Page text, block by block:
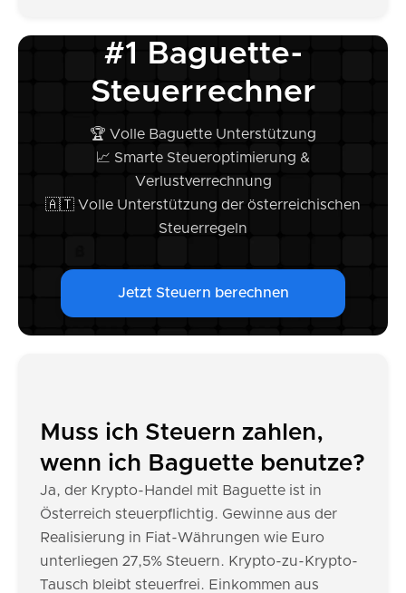
#1 Baguette-
Steuerrechner
🏆 Volle Baguette Unterstützung
📈 Smarte Steueroptimierung &
Verlustverrechnung
🇦🇹 Volle Unterstützung der österreichischen
Steuerregeln
Jetzt Steuern berechnen
Muss ich Steuern zahlen,
wenn ich Baguette benutze?
Ja, der Krypto-Handel mit Baguette ist in
Österreich steuerpflichtig. Gewinne aus der
Realisierung in Fiat-Währungen wie Euro
unterliegen 27,5% Steuern. Krypto-zu-Krypto-
Tausch bleibt steuerfrei. Einkommen aus